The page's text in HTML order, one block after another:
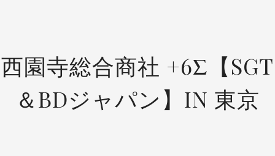
西園寺総合商社 +6Σ【SGT
＆BDジャパン】IN 東京